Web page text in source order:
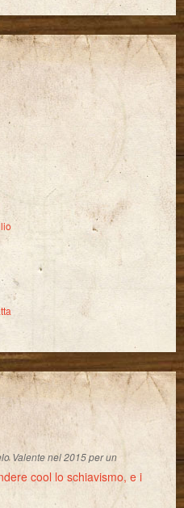
Valente nel 2015 per un
cool lo schiavismo, e i